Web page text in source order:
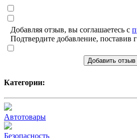
Добавляя отзыв, вы соглашаетесь с
Подтвердите добавление, поставив
Добавить отзыв
Категории:
Автотовары
Безопасность